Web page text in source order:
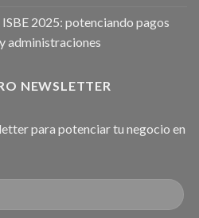
2025: potenciando pagos
administraciones
NEWSLETTER
para potenciar tu negocio en